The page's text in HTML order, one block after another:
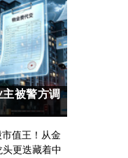
被警方调
值王！从金
更迭藏着中